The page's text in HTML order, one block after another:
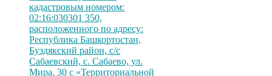
кадастровым номером:
02:16:030301 350,
расположенного по адресу:
Республика Башкортостан,
Буздякский район, с/с
Сабаевский, с. Сабаево, ул.
Мира, 30 с «Территориальной